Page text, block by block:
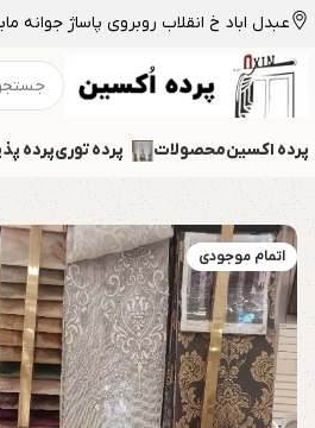
عبدل اباد خ انقلاب روبروی پاساژ جوانه
پرده اکسینمحصولات پرده توریپرده
اتمام موجودی